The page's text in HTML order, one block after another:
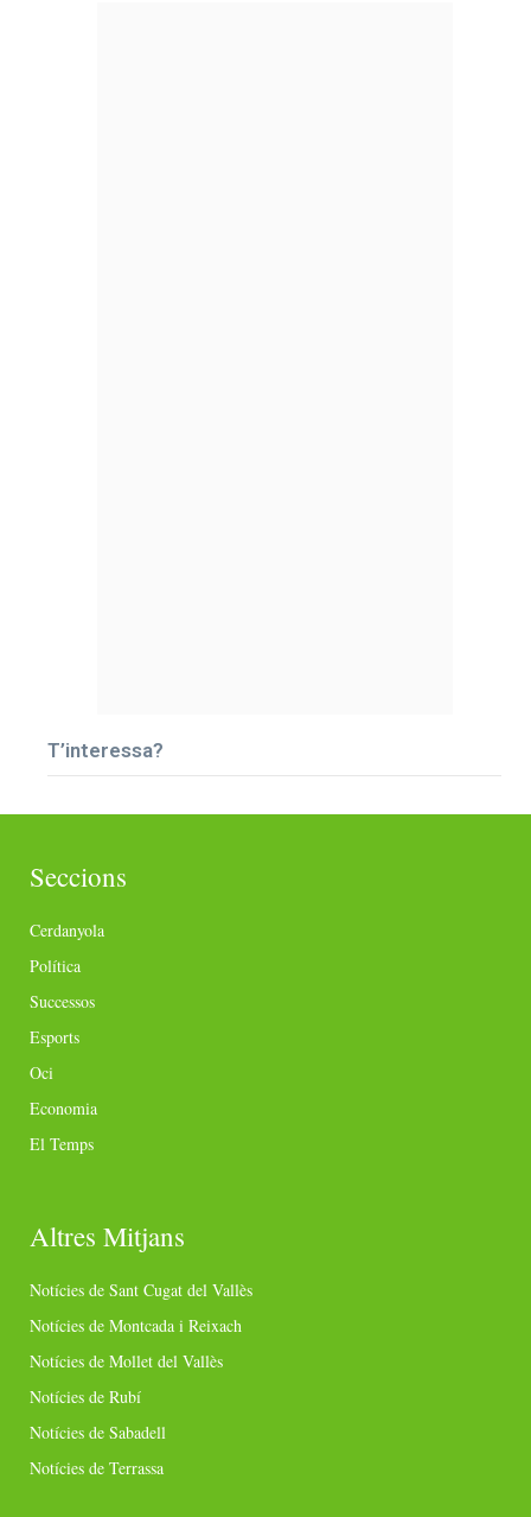
T’interessa?
Seccions
Cerdanyola
Política
Successos
Esports
Oci
Economia
El Temps
Altres Mitjans
Notícies de Sant Cugat del Vallès
Notícies de Montcada i Reixach
Notícies de Mollet del Vallès
Notícies de Rubí
Notícies de Sabadell
Notícies de Terrassa